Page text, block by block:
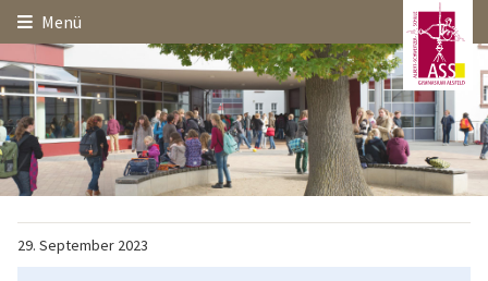
Startseite
Hauptinhalt
Menü
Themennavigation
29. September 2023